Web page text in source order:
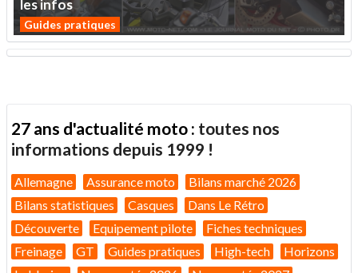
lesinfos
Guides pratiques
27 ans d'actualité moto : toutes nos
informations depuis 1999 !
Allemagne Assurance moto
Bilans marché 2026
Bilans statistiques
Casques
Dans Le Rétro
Découverte
Equipement pilote
Fiches techniques
Freinage
GT Guides pratiques High-tech
Horizons